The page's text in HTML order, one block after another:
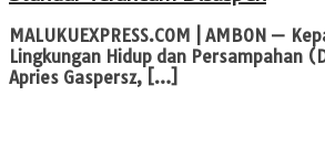
MALUKUEXPRESS.COM | AMBON —
Lingkungan Hidup dan Persampahan
Apries Gaspersz, […]